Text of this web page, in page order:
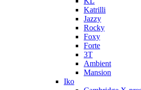
Katrilli
Jazzy
Rocky
Foxy
Forte
3T
Ambient
Mansion
Iko